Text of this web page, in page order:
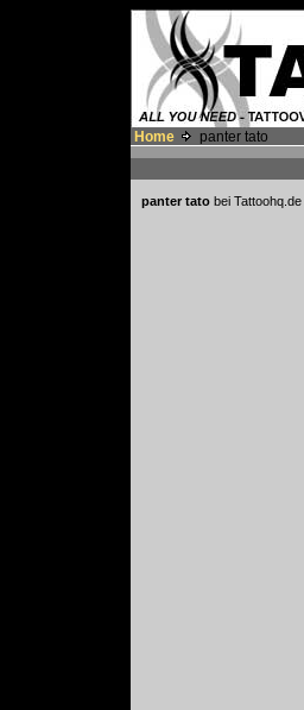
Home panter tato
panter tato bei